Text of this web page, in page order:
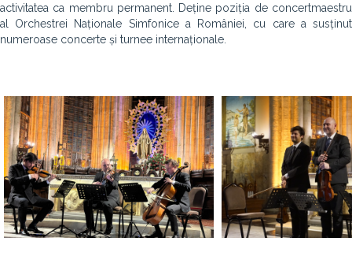
activitatea ca membru permanent. Deține poziția de concertmaestru
al Orchestrei Naționale Simfonice a României, cu care a susținut
numeroase concerte și turnee internaționale.